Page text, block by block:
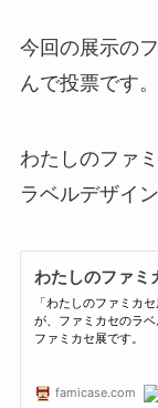
今回の展示の
んで投票です。
わたしのファ
ラベルデザイ